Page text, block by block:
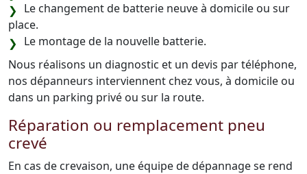
Le changement de batterie neuve à domicile ou sur
place.
Le montage de la nouvelle batterie.
Nous réalisons un diagnostic et un devis par téléphone,
nos dépanneurs interviennent chez vous, à domicile ou
dans un parking privé ou sur la route.
Réparation ou remplacement pneu
crevé
En cas de crevaison, une équipe de dépannage se rend